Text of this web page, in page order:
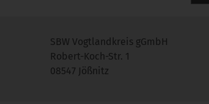
SBW Vogtlandkreis gGmbH
Robert-Koch-Str. 1
08547 Jößnitz